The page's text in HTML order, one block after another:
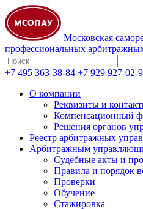
Московская
профессиональных
+7 495 363-38-84 +7 929 927-02-
О компании
Реквизиты и
Компенсационный
Решения органов
Реестр арбитражных
Арбитражным
Судебные акты и
Правила и порядок
Проверки
Обучение
Стажировка